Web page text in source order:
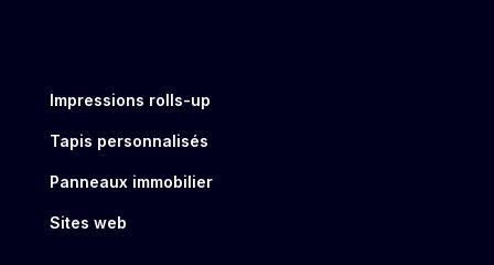
Impressions rolls-up
Tapis personnalisés
Panneaux immobilier
Sites web